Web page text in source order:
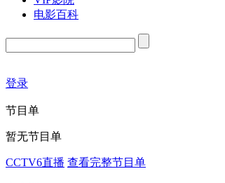
电影百科
登录
节目单
暂无节目单
CCTV6直播 查看完整节目单